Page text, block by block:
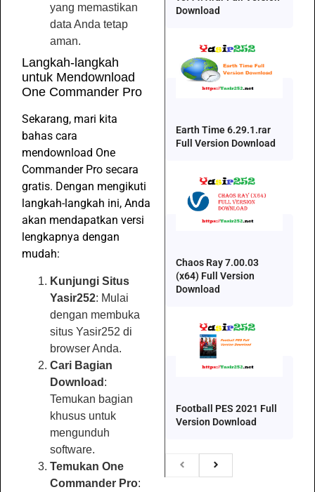
yang memastikan
data Anda tetap
aman.
Langkah-langkah
untuk Mendownload
One Commander Pro
Sekarang, mari kita
bahas cara
mendownload One
Commander Pro secara
gratis. Dengan mengikuti
langkah-langkah ini, Anda
akan mendapatkan versi
lengkapnya dengan
mudah:
Kunjungi Situs
Yasir252: Mulai
dengan membuka
situs Yasir252 di
browser Anda.
Cari Bagian
Download :
Temukan bagian
khusus untuk
mengunduh
software.
Temukan One
Commander Pro:
Download
Earth Time 6.29.1.rar
Full Version Download
Chaos Ray 7.00.03
(x64) Full Version
Download
Football PES 2021 Full
Version Download